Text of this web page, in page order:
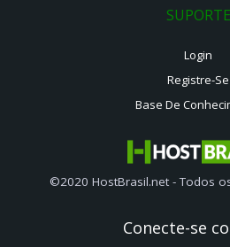
SUPORTE
Login
Registre-Se
Base De
©2020 HostBrasil.net - Todos
Conecte-se